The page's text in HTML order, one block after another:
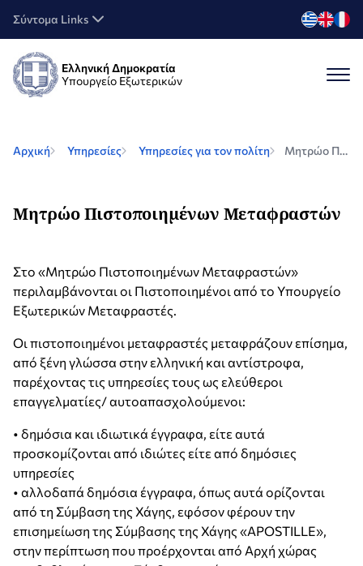
Σύντομα Links
Ελληνική Δημοκρατία
Υπουργείο Εξωτερικών
Αρχική Υπηρεσίες Υπηρεσίες για τον πολίτη Μητρώο Πιστοποιημένων Μεταφραστών
Μητρώο Πιστοποιημένων Μεταφραστών
Στο «Μητρώο Πιστοποιημένων Μεταφραστών»
περιλαμβάνονται οι Πιστοποιημένοι από το Υπουργείο
Εξωτερικών Μεταφραστές.
Οι πιστοποιημένοι μεταφραστές μεταφράζουν επίσημα,
από ξένη γλώσσα στην ελληνική και αντίστροφα,
παρέχοντας τις υπηρεσίες τους ως ελεύθεροι
επαγγελματίες/ αυτοαπασχολούμενοι:
• δημόσια και ιδιωτικά έγγραφα, είτε αυτά
προσκομίζονται από ιδιώτες είτε από δημόσιες
υπηρεσίες
• αλλοδαπά δημόσια έγγραφα, όπως αυτά ορίζονται
από τη Σύμβαση της Χάγης, εφόσον φέρουν την
επισημείωση της Σύμβασης της Χάγης «APOSTILLE»,
στην περίπτωση που προέρχονται από Αρχή χώρας